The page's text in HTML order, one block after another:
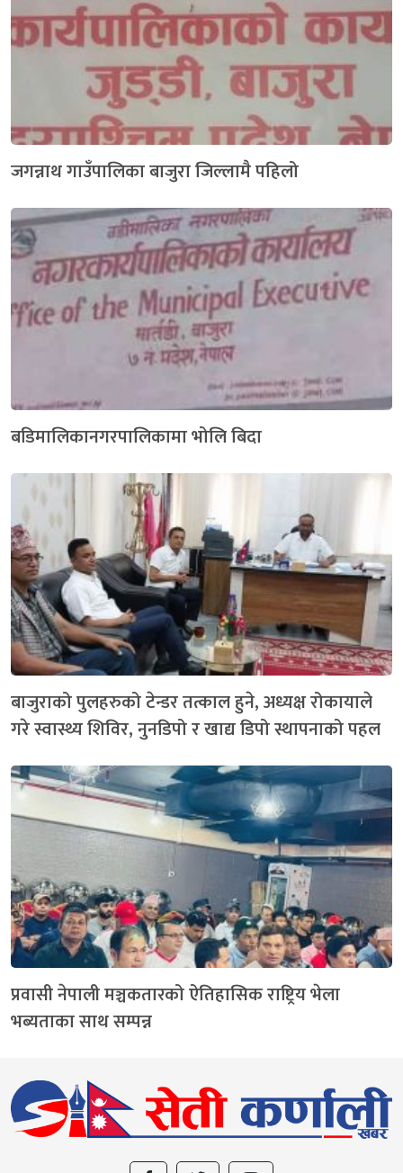
जगन्नाथ गाउँपालिका बाजुरा जिल्लामै पहिलो
बडिमालिकानगरपालिकामा भोलि बिदा
बाजुराको पुलहरुको टेन्डर तत्काल हुने, अध्यक्ष रोकायाले
गरे स्वास्थ्य शिविर, नुनडिपो र खाद्य डिपो स्थापनाको पहल
प्रवासी नेपाली मञ्चकतारको ऐतिहासिक राष्ट्रिय भेला
भब्यताका साथ सम्पन्न